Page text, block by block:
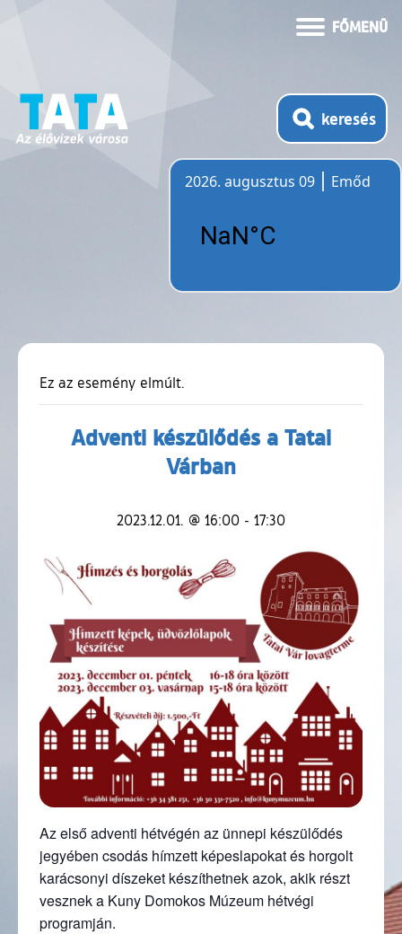
FŐMENÜ
keresés
2026. augusztus 09
Emőd
Ez az esemény elmúlt.
Adventi készülődés a Tatai
Várban
2023.12.01. @ 16:00 - 17:30
Az első adventi hétvégén az ünnepi készülődés
jegyében csodás hímzett képeslapokat és horgolt
karácsonyi díszeket készíthetnek azok, akik részt
vesznek a Kuny Domokos Múzeum hétvégi
programján.